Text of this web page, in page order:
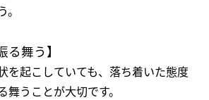
る舞う】
を起こしていても、落ち着いた態度
うことが大切です。